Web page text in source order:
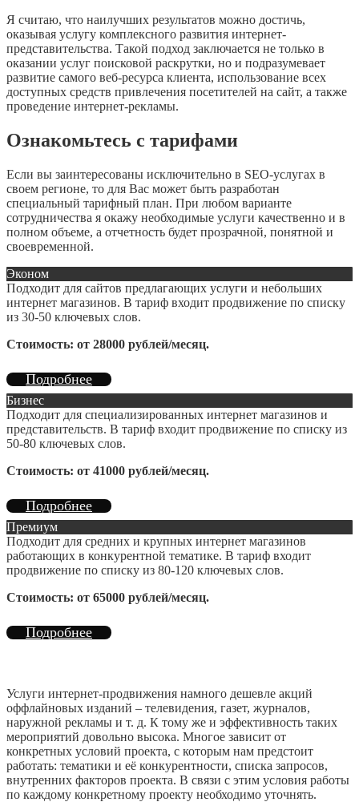
Я считаю, что наилучших результатов можно достичь,
оказывая услугу комплексного развития интернет-
представительства. Такой подход заключается не только в
оказании услуг поисковой раскрутки, но и подразумевает
развитие самого веб-ресурса клиента, использование всех
доступных средств привлечения посетителей на сайт, а также
проведение интернет-рекламы.
Ознакомьтесь с тарифами
Если вы заинтересованы исключительно в SEO-услугах в
своем регионе, то для Вас может быть разработан
специальный тарифный план. При любом варианте
сотрудничества я окажу необходимые услуги качественно и в
полном объеме, а отчетность будет прозрачной, понятной и
своевременной.
Эконом
Подходит для сайтов предлагающих услуги и небольших
интернет магазинов. В тариф входит продвижение по списку
из 30-50 ключевых слов.
Стоимость: от 28000 рублей/месяц.
Подробнее
Бизнес
Подходит для специализированных интернет магазинов и
представительств. В тариф входит продвижение по списку из
50-80 ключевых слов.
Стоимость: от 41000 рублей/месяц.
Подробнее
Премиум
Подходит для средних и крупных интернет магазинов
работающих в конкурентной тематике. В тариф входит
продвижение по списку из 80-120 ключевых слов.
Стоимость: от 65000 рублей/месяц.
Подробнее
Услуги интернет-продвижения намного дешевле акций
оффлайновых изданий – телевидения, газет, журналов,
наружной рекламы и т. д. К тому же и эффективность таких
мероприятий довольно высока. Многое зависит от
конкретных условий проекта, с которым нам предстоит
работать: тематики и её конкурентности, списка запросов,
внутренних факторов проекта. В связи с этим условия работы
по каждому конкретному проекту необходимо уточнять.